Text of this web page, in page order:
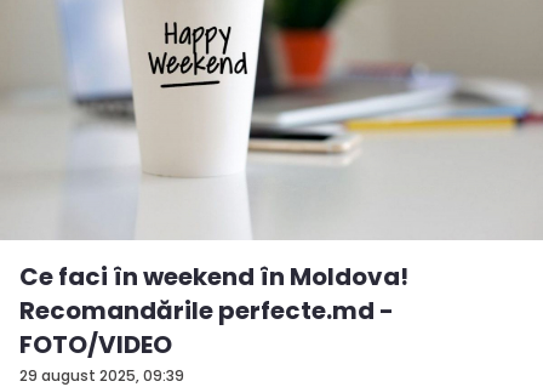
29 august 2025, 09:39
Ce faci în weekend în Moldova!
Recomandările perfecte.md -
FOTO/VIDEO